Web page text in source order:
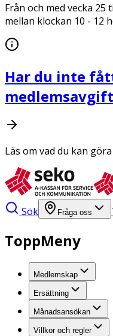
Från och med vecka 25
mellan klockan 10 - 12
Har du inte
Läs om vad du kan
Sök Fråga oss
ToppMeny
Medlemskap
Ersättning
Månadsansökan
Villkor och regler